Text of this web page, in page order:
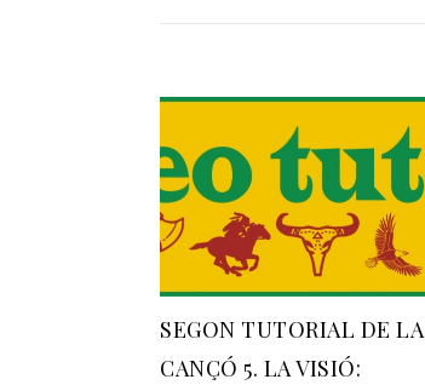
SEGON TUTORIAL DE LA
CANÇÓ 5. LA VISIÓ: